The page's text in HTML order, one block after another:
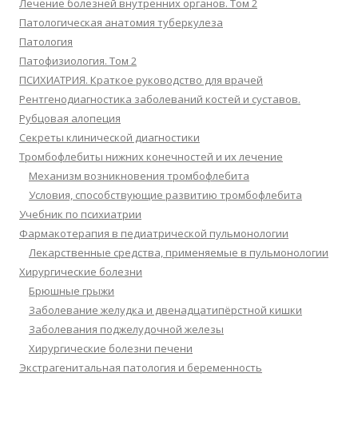
Лечение болезней внутренних органов. Том 2
Патологическая анатомия туберкулеза
Патология
Патофизиология. Том 2
ПСИХИАТРИЯ. Краткое руководство для врачей
Рентгенодиагностика заболеваний костей и суставов.
Рубцовая алопеция
Секреты клинической диагностики
Тромбофлебиты нижних конечностей и их лечение
Механизм возникновения тромбофлебита
Условия, способствующие развитию тромбофлебита
Учебник по психиатрии
Фармакотерапия в педиатрической пульмонологии
Лекарственные средства, применяемые в пульмонологии
Хирургические болезни
Брюшные грыжи
Заболевание желудка и двенадцатипёрстной кишки
Заболевания поджелудочной железы
Хирургические болезни печени
Экстрагенитальная патология и беременность